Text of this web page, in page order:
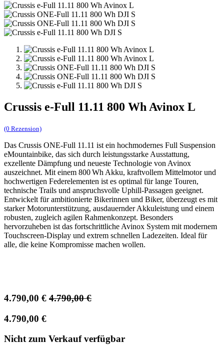
Crussis e-Full 11.11 800 Wh Avinox L
(0 Rezension)
Das Crussis ONE‑Full 11.11 ist ein hochmodernes Full Suspension
eMountainbike, das sich durch leistungsstarke Ausstattung,
exzellente Dämpfung und neueste Technologie von Avinox
auszeichnet. Mit einem 800 Wh Akku, kraftvollem Mittelmotor und
hochwertigen Federelementen ist es optimal für lange Touren,
technische Trails und anspruchsvolle Uphill‑Passagen geeignet.
Entwickelt für ambitionierte Bikerinnen und Biker, überzeugt es mit
starker Motorunterstützung, ausdauernder Akkuleistung und einem
robusten, zugleich agilen Rahmenkonzept. Besonders
hervorzuheben ist das fortschrittliche Avinox System mit modernem
Touchscreen‑Display und extrem schnellen Ladezeiten. Ideal für
alle, die keine Kompromisse machen wollen.
4.790,00 € 4.790,00€
4.790,00 €
Nicht zum Verkauf verfügbar